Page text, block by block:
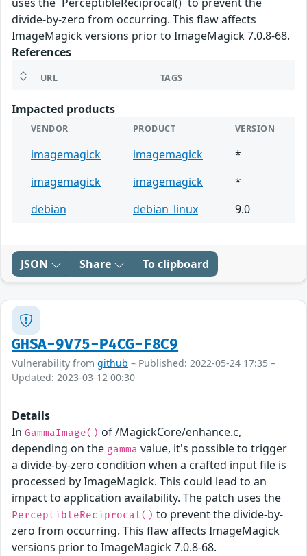
divide-by-zero from occurring. This flaw affects
ImageMagick versions prior to ImageMagick 7.0.8-68.
References
URL TAGS
Impacted products
VENDOR PRODUCT VERSION
imagemagick imagemagick
*
imagemagick
imagemagick
*
debian
debian_linux 9.0
JSON Share To clipboard
GHSA-9V75-P4CG-F8C9
Vulnerability from github – Published: 2022-05-24 17:35 –
Updated: 2023-03-12 00:30
Details
In GammaImage() of /MagickCore/enhance.c,
depending on the gamma value, it's possible to trigger
a divide-by-zero condition when a crafted input file is
processed by ImageMagick. This could lead to an
impact to application availability. The patch uses the
PerceptibleReciprocal() to prevent the divide-by-
zero from occurring. This flaw affects ImageMagick
versions prior to ImageMagick 7.0.8-68.